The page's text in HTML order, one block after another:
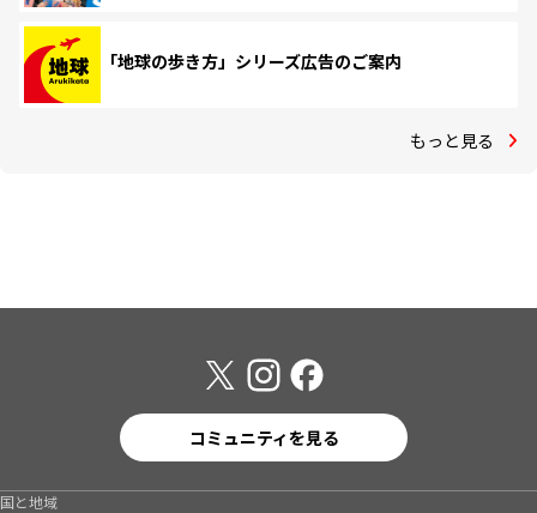
「地球の歩き方」シリーズ広告のご案内
もっと見る
コミュニティを見る
国と地域